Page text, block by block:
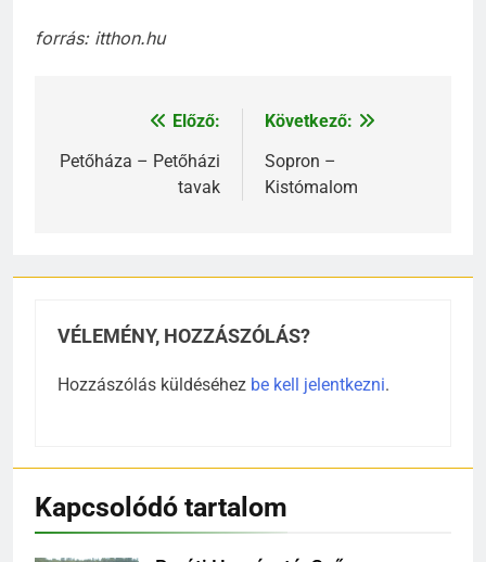
forrás: itthon.hu
Bejegyzés
navigáció
Előző:
Petőháza – Petőházi
tavak
Következő:
Sopron –
Kistómalom
VÉLEMÉNY, HOZZÁSZÓLÁS?
Hozzászólás küldéséhez be kell jelentkezni.
Kapcsolódó tartalom